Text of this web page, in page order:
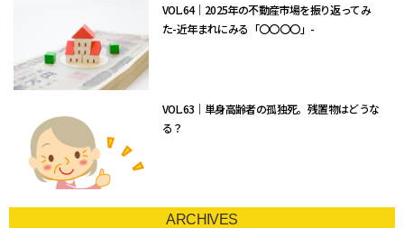
VOL.64｜2025年の不動産市場を振り返ってみ
た-近年まれにみる「〇〇〇〇」-
VOL.63｜単身高齢者の孤独死。残置物はどうな
る？
ARCHIVES